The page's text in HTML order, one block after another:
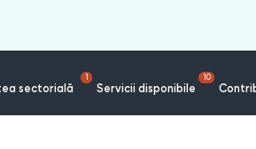
sectorială
1
Servicii disponibile
10